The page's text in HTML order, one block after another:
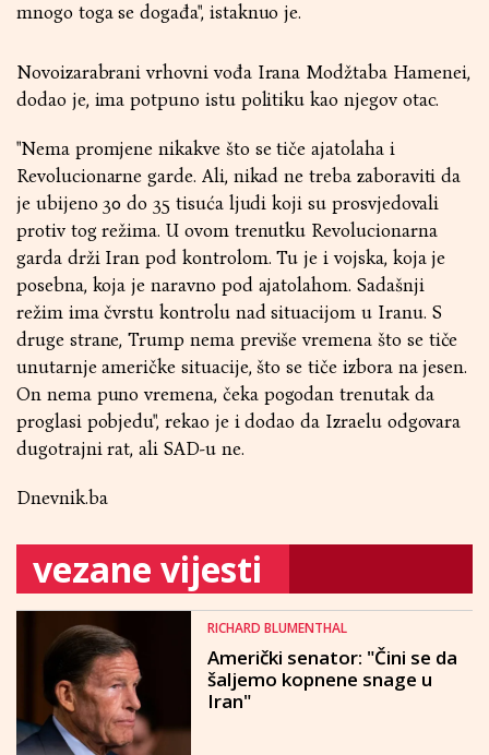
mnogo toga se događa", istaknuo je.
Novoizarabrani vrhovni vođa Irana Modžtaba Hamenei,
dodao je, ima potpuno istu politiku kao njegov otac.
"Nema promjene nikakve što se tiče ajatolaha i
Revolucionarne garde. Ali, nikad ne treba zaboraviti da
je ubijeno 30 do 35 tisuća ljudi koji su prosvjedovali
protiv tog režima. U ovom trenutku Revolucionarna
garda drži Iran pod kontrolom. Tu je i vojska, koja je
posebna, koja je naravno pod ajatolahom. Sadašnji
režim ima čvrstu kontrolu nad situacijom u Iranu. S
druge strane, Trump nema previše vremena što se tiče
unutarnje američke situacije, što se tiče izbora na jesen.
On nema puno vremena, čeka pogodan trenutak da
proglasi pobjedu", rekao je i dodao da Izraelu odgovara
dugotrajni rat, ali SAD-u ne.
Dnevnik.ba
vezane vijesti
RICHARD BLUMENTHAL
Američki senator: "Čini se da
šaljemo kopnene snage u
Iran"